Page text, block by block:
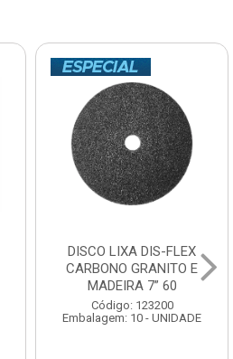
DISCO LIXA DIS-FLEX
CARBONO GRANITO E
MADEIRA 7” 60
Código: 123200
Embalagem: 10 - UNIDADE